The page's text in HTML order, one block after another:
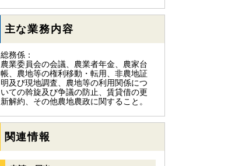
主な業務内容
総務係：
農業委員会の会議、農業者年金、農家台
帳、農地等の権利移動・転用、非農地証
明及び現地調査、農地等の利用関係につ
いての斡旋及び争議の防止、賃貸借の更
新解約、その他農地農政に関すること。
関連情報